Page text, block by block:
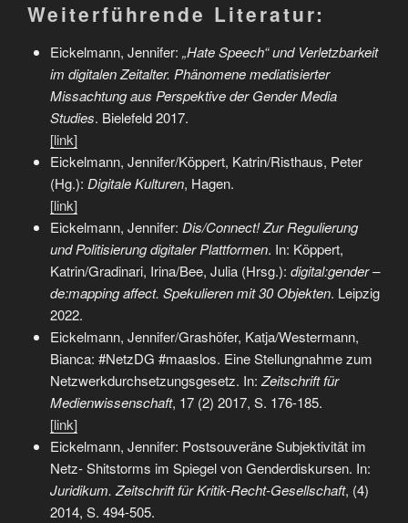
Weiterführende Literatur:
Eickelmann, Jennifer: „Hate Speech“ und Verletzbarkeit
im di­gi­ta­len Zeitalter. Phänomene mediatisierter
Missachtung aus Pers­pek­tive der Gender Media
Studies. Bielefeld 2017.
[link]
Eickelmann, Jennifer/Köppert, Katrin/Risthaus, Peter
(Hg.): Digitale Kulturen, Hagen.
[link]
Eickelmann, Jennifer: Dis/Connect! Zur Regulierung
und Politisierung digitaler Plattformen. In: Köppert,
Katrin/Gradinari, Irina/Bee, Julia (Hrsg.): digital:gender –
de:mapping affect. Spekulieren mit 30 Objekten. Leipzig
2022.
Eickelmann, Jennifer/Grashöfer, Katja/Westermann,
Bianca: #NetzDG #maaslos. Eine Stellungnahme zum
Netzwerkdurchsetzungsgesetz. In:Zeitschrift für
Medienwissenschaft, 17 (2) 2017, S. 176-185.
[link]
Eickelmann, Jennifer: Postsouveräne Subjektivität im
Netz- Shitstorms im Spiegel von Genderdiskursen. In:
Juridikum. Zeitschrift für Kritik-Recht-Ge­sell­schaft, (4)
2014, S. 494-505.